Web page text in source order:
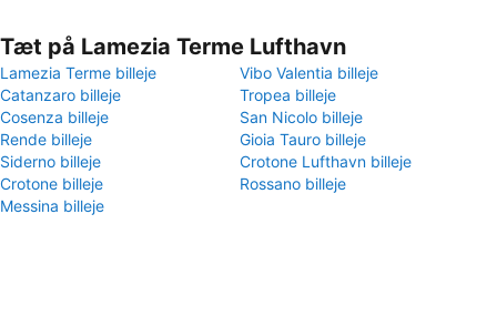
Tæt på Lamezia Terme Lufthavn
Lamezia Terme billeje
Vibo Valentia billeje
Catanzaro billeje
Tropea billeje
Cosenza billeje
San Nicolo billeje
Rende billeje
Gioia Tauro billeje
Siderno billeje
Crotone Lufthavn billeje
Crotone billeje
Rossano billeje
Messina billeje